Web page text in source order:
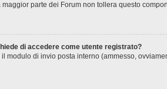
parte dei Forum non tollera questo
di accedere come utente registrato?
di invio posta interno (ammesso,